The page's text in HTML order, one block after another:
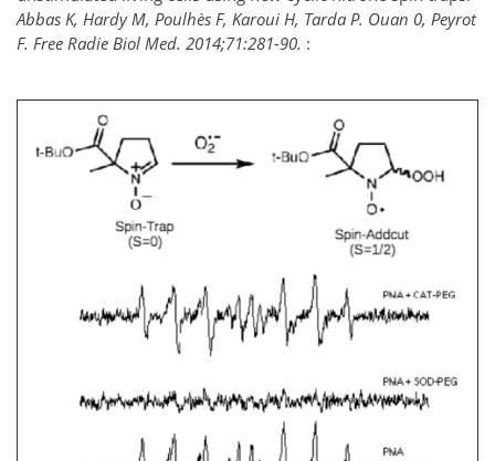
Abbas K, Hardy M, Poulhès F, Karoui H, Tarda P. Ouan 0, Peyrot
F. Free Radie Biol Med. 2014;71:281-90. :